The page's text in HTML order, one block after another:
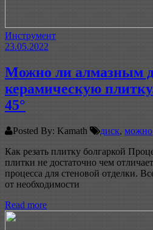
Инструмент
23.05.2022
Можно ли алмазным
керамическую
45°
Posted By: Kamath диск, можно
Как резать плитку болгаркой
плитки не достаточно чем
процесса для стеновой отделки.
от необходимости
Read more